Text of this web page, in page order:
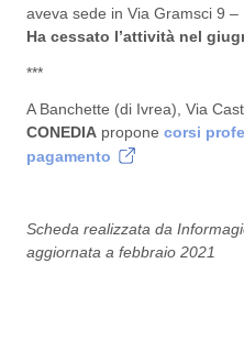
aveva sede in Via Gramsci 9 –
Ha cessato l’attività nel
***
A Banchette (di Ivrea), Via
CONEDIA propone corsi
pagamento
Scheda realizzata da
aggiornata a febbraio 2021